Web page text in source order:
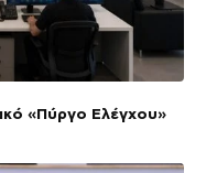
«Πύργο Ελέγχου»